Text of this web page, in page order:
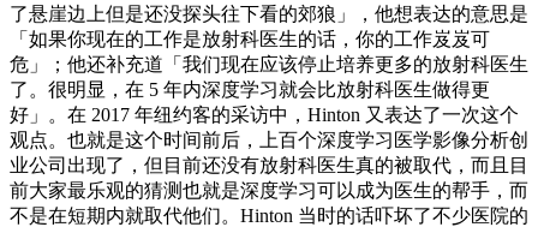
了悬崖边上但是还没探头往下看的郊狼」，他想表达的意思是
「如果你现在的工作是放射科医生的话，你的工作岌岌可
危」；他还补充道「我们现在应该停止培养更多的放射科医生
了。很明显，在 5 年内深度学习就会比放射科医生做得更
好」。在 2017 年纽约客的采访中，Hinton 又表达了一次这个
观点。也就是这个时间前后，上百个深度学习医学影像分析创
业公司出现了，但目前还没有放射科医生真的被取代，而且目
前大家最乐观的猜测也就是深度学习可以成为医生的帮手，而
不是在短期内就取代他们。Hinton 当时的话吓坏了不少医院的